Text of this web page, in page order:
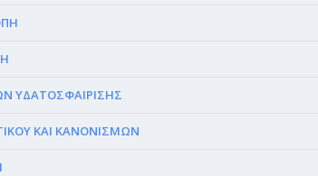
ΥΔΑΤΟΣΦΑΙΡΙΣΗΣ
ΚΑΙ ΚΑΝΟΝΙΣΜΩΝ